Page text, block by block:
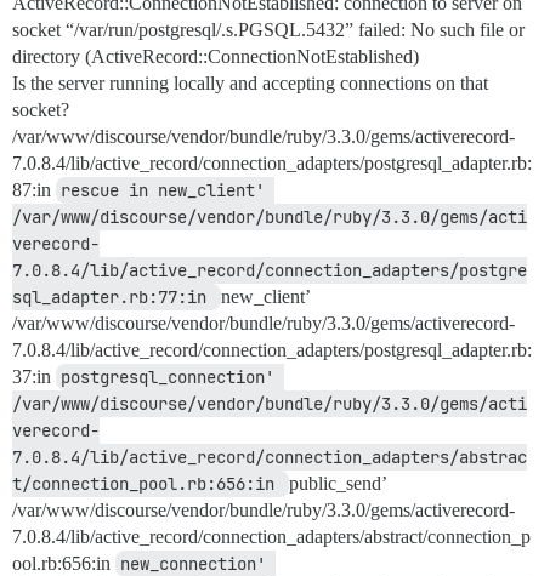
socket “/var/run/postgresql/.s.PGSQL.5432” failed: No such file or
directory (ActiveRecord::ConnectionNotEstablished)
Is the server running locally and accepting connections on that
socket?
/var/www/discourse/vendor/bundle/ruby/3.3.0/gems/activerecord-
7.0.8.4/lib/active_record/connection_adapters/postgresql_adapter.rb:
87:in rescue in new_client'
/var/www/discourse/vendor/bundle/ruby/3.3.0/gems/acti
verecord-
7.0.8.4/lib/active_record/connection_adapters/postgre
sql_adapter.rb:77:in
new_client’
/var/www/discourse/vendor/bundle/ruby/3.3.0/gems/activerecord-
7.0.8.4/lib/active_record/connection_adapters/postgresql_adapter.rb:
37:in postgresql_connection'
/var/www/discourse/vendor/bundle/ruby/3.3.0/gems/acti
verecord-
7.0.8.4/lib/active_record/connection_adapters/abstrac
t/connection_pool.rb:656:in
public_send’
/var/www/discourse/vendor/bundle/ruby/3.3.0/gems/activerecord-
7.0.8.4/lib/active_record/connection_adapters/abstract/connection_p
ool.rb:656:in new_connection'